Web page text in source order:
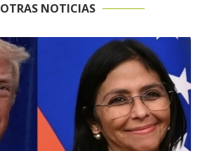
OTRAS NOTICIAS